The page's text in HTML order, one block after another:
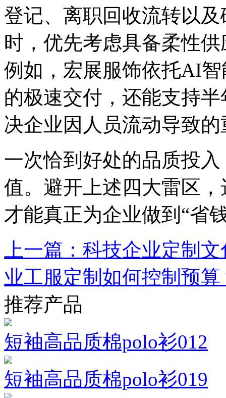
登记、离职回收流转以
时，优先考虑具备柔性
例如，宏展服饰依托AI
的极速交付，还能支持
决企业因人员流动导致
一次恰到好处的品质投
值。避开上述四大雷区
才能真正为企业做到“省
上一篇：科技企业定制
业工服定制如何控制预算
推荐产品
短袖高品质棉polo衫012
短袖高品质棉polo衫019